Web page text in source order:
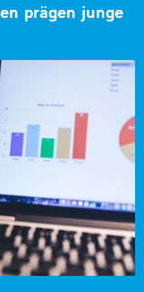
prägen junge